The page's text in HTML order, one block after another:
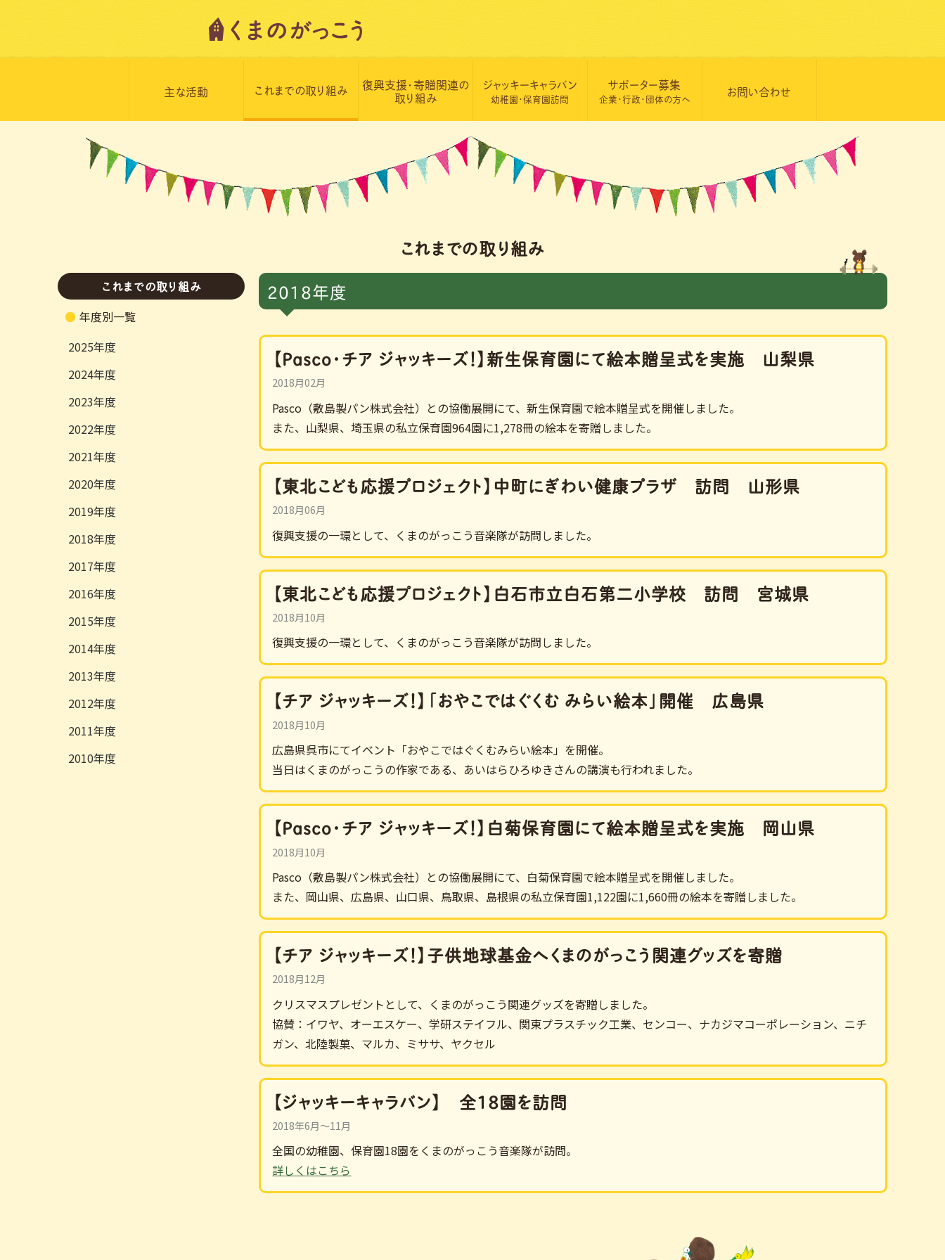
主な活動 これまでの取り組み 復興支援・寄贈関連の
取り組み
ジャッキーキャラバン
幼稚園・保育園訪問
サポーター募集
企業・行政・団体の方へ お問い合わせ
これまでの取り組み
2018年度
【Pasco・チア ジャッキーズ！】新生保育園にて絵本贈呈式を実施 山梨県
2018月02月
Pasco（敷島製パン株式会社）との協働展開にて、新生保育園で絵本贈呈式を開催しました。
また、山梨県、埼玉県の私立保育園964園に1,278冊の絵本を寄贈しました。
【東北こども応援プロジェクト】中町にぎわい健康プラザ 訪問 山形県
2018月06月
復興支援の一環として、くまのがっこう音楽隊が訪問しました。
【東北こども応援プロジェクト】白石市立白石第二小学校 訪問 宮城県
2018月10月
復興支援の一環として、くまのがっこう音楽隊が訪問しました。
【チア ジャッキーズ！】「おやこではぐくむ みらい絵本」開催 広島県
2018月10月
広島県呉市にてイベント「おやこではぐくむみらい絵本」を開催。
当日はくまのがっこうの作家である、あいはらひろゆきさんの講演も行われました。
【Pasco・チア ジャッキーズ！】白菊保育園にて絵本贈呈式を実施 岡山県
2018月10月
Pasco（敷島製パン株式会社）との協働展開にて、白菊保育園で絵本贈呈式を開催しました。
また、岡山県、広島県、山口県、鳥取県、島根県の私立保育園1,122園に1,660冊の絵本を寄贈しました。
【チア ジャッキーズ！】子供地球基金へくまのがっこう関連グッズを寄贈
2018月12月
クリスマスプレゼントとして、くまのがっこう関連グッズを寄贈しました。
協賛：イワヤ、オーエスケー、学研ステイフル、関東プラスチック工業、センコー、ナカジマコーポレーション、ニチ
ガン、北陸製菓、マルカ、ミササ、ヤクセル
【ジャッキーキャラバン】 全18園を訪問
2018年6月～11月
全国の幼稚園、保育園18園をくまのがっこう音楽隊が訪問。
詳しくはこちら
これまでの取り組み
年度別一覧
2025
2024
2023
2022
2021
2020
2019
2018
2017
2016
2015
2014
2013
2012
2011
2010